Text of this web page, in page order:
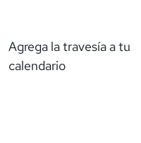
Agrega la travesía a tu
calendario